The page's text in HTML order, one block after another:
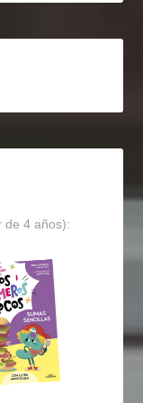
de 4 años):